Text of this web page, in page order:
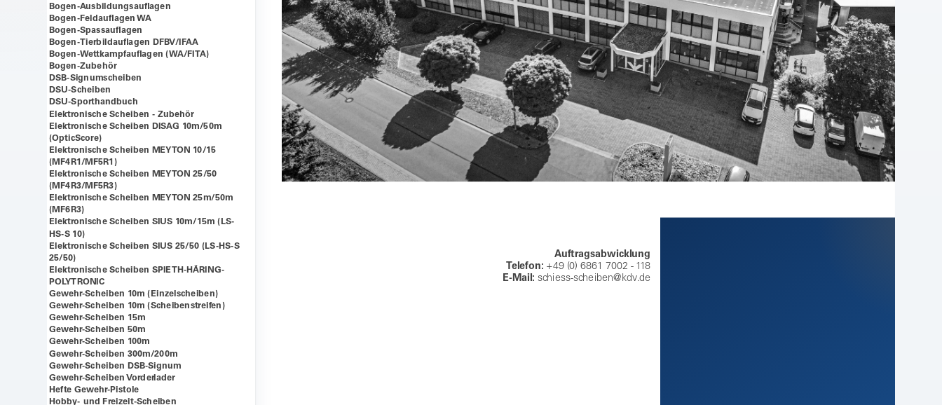
Auftragsabwicklung
Telefon: +49 (0) 6861 7002 - 118
E-Mail: schiess-scheiben@kdv.de
Bogen-Ausbildungsauflagen
Bogen-Feldauflagen WA
Bogen-Spassauflagen
Bogen-Tierbildauflagen DFBV/IFAA
Bogen-Wettkampfauflagen (WA/FITA)
Bogen-Zubehör
DSB-Signumscheiben
DSU-Scheiben
DSU-Sporthandbuch
Elektronische Scheiben - Zubehör
Elektronische Scheiben DISAG 10m/50m
(OpticScore)
Elektronische Scheiben MEYTON 10/15
(MF4R1/MF5R1)
Elektronische Scheiben MEYTON 25/50
(MF4R3/MF5R3)
Elektronische Scheiben MEYTON 25m/50m
(MF6R3)
Elektronische Scheiben SIUS 10m/15m (LS-
HS-S 10)
Elektronische Scheiben SIUS 25/50 (LS-HS-S
25/50)
Elektronische Scheiben SPIETH-HÄRING-
POLYTRONIC
Gewehr-Scheiben 10m (Einzelscheiben)
Gewehr-Scheiben 10m (Scheibenstreifen)
Gewehr-Scheiben 15m
Gewehr-Scheiben 50m
Gewehr-Scheiben 100m
Gewehr-Scheiben 300m/200m
Gewehr-Scheiben DSB-Signum
Gewehr-Scheiben Vorderlader
Hefte Gewehr-Pistole
Hobby- und Freizeit-Scheiben